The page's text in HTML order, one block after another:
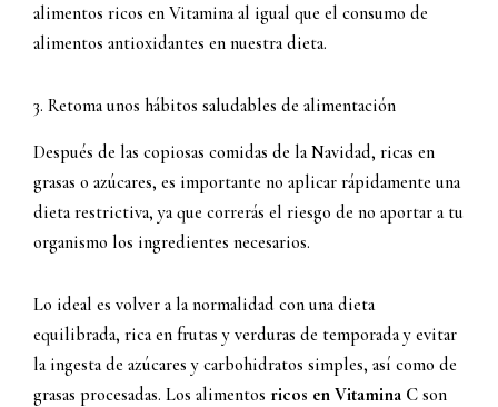
alimentos ricos en Vitamina al igual que el consumo de
alimentos antioxidantes en nuestra dieta.
3. Retoma unos hábitos saludables de alimentación
Después de las copiosas comidas de la Navidad, ricas en
grasas o azúcares, es importante no aplicar rápidamente una
dieta restrictiva, ya que correrás el riesgo de no aportar a tu
organismo los ingredientes necesarios.
Lo ideal es volver a la normalidad con una dieta
equilibrada, rica en frutas y verduras de temporada y evitar
la ingesta de azúcares y carbohidratos simples, así como de
grasas procesadas. Los alimentos ricos en Vitamina C son